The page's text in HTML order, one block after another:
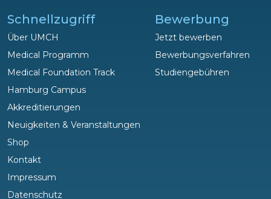
Schnellzugriff
Über UMCH
Medical Programm
Medical Foundation Track
Hamburg Campus
Akkreditierungen
Neuigkeiten & Veranstaltungen
Shop
Kontakt
Impressum
Datenschutz
Bewerbung
Jetzt bewerben
Bewerbungsverfahren
Studiengebühren